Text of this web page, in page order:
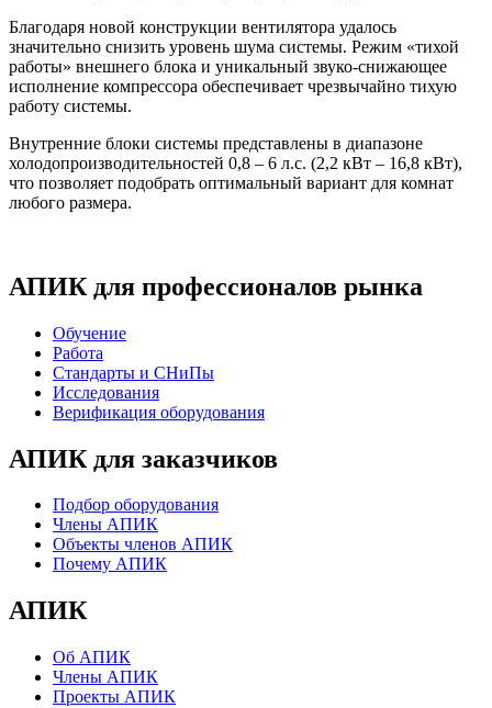
Благодаря новой конструкции вентилятора удалось
значительно снизить уровень шума системы. Режим «тихой
работы» внешнего блока и уникальный звуко-снижающее
исполнение компрессора обеспечивает чрезвычайно тихую
работу системы.
Внутренние блоки системы представлены в диапазоне
холодопроизводительностей 0,8 – 6 л.с. (2,2 кВт – 16,8 кВт),
что позволяет подобрать оптимальный вариант для комнат
любого размера.
АПИК для профессионалов рынка
Обучение
Работа
Стандарты и СНиПы
Исследования
Верификация оборудования
АПИК для заказчиков
Подбор оборудования
Члены АПИК
Объекты членов АПИК
Почему АПИК
АПИК
Об АПИК
Члены АПИК
Проекты АПИК